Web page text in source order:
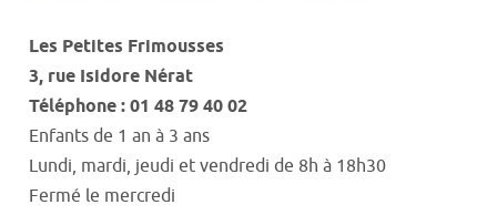
Les Petites Frimousses
3, rue Isidore Nérat
Téléphone : 01 48 79 40 02
Enfants de 1 an à 3 ans
Lundi, mardi, jeudi et vendredi de 8h à 18h30
Fermé le mercredi